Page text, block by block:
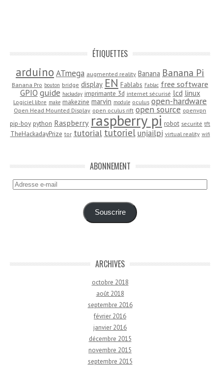
ÉTIQUETTES
arduino ATmega augmented reality Banana Banana Pi
Banana Pro bouton bridge display EN Fablabs Fablac free software
GPIO guide hackaday imprimante 3d internet sécurisé lcd linux
Logiciel libre make makezine marvin module oculus open-hardware
Open Head Mounted Display open oculus rift open source openvpn
pip-boy python Raspberry raspberry pi robot securité tft
TheHackadayPrize tor tutorial tutoriel unjailpi virtual reality wifi
ABONNEMENT
Adresse
Souscrire
ARCHIVES
octobre 2018
août 2018
septembre 2016
février 2016
janvier 2016
décembre 2015
novembre 2015
septembre 2015